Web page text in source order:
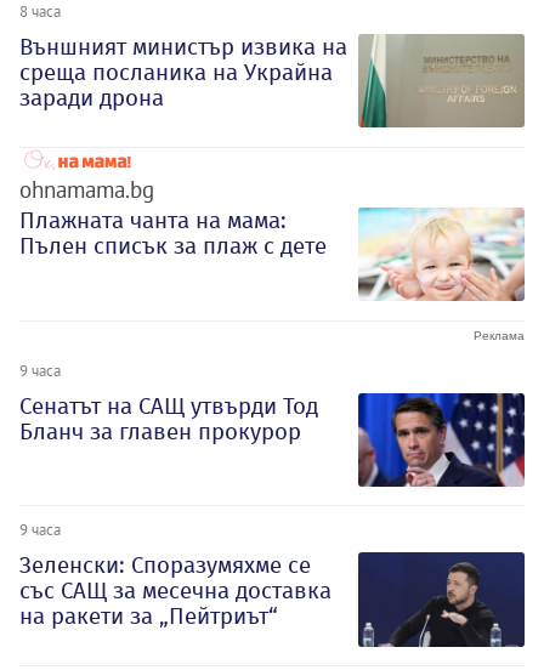
8 часа
Външният министър извика на
среща посланика на Украйна
заради дрона
ohnamama.bg
Плажната чанта на мама:
Пълен списък за плаж с дете
9 часа
Сенатът на САЩ утвърди Тод
Бланч за главен прокурор
9 часа
Зеленски: Споразумяхме се
със САЩ за месечна доставка
на ракети за „Пейтриът“